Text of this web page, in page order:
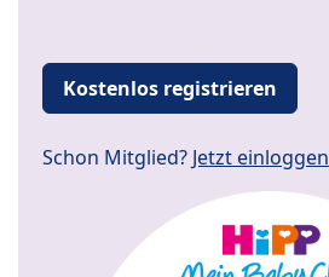
Kostenlos registrieren
Schon Mitglied? Jetzt einloggen